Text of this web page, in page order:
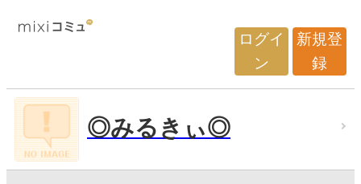
ログイ
ン
新規登
録
◎みるきぃ◎